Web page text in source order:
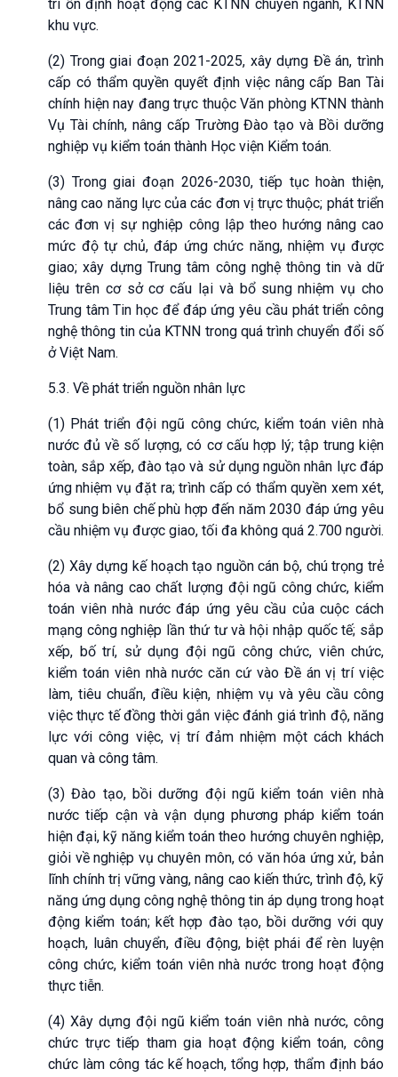
trì ổn định hoạt động các KTNN chuyên ngành, KTNN
khu vực.
(2) Trong giai đoạn 2021-2025, xây dựng Đề án, trình
cấp có thẩm quyền quyết định việc nâng cấp Ban Tài
chính hiện nay đang trực thuộc Văn phòng KTNN thành
Vụ Tài chính, nâng cấp Trường Đào tạo và Bồi dưỡng
nghiệp vụ kiểm toán thành Học viện Kiểm toán.
(3) Trong giai đoạn 2026-2030, tiếp tục hoàn thiện,
nâng cao năng lực của các đơn vị trực thuộc; phát triển
các đơn vị sự nghiệp công lập theo hướng nâng cao
mức độ tự chủ, đáp ứng chức năng, nhiệm vụ được
giao; xây dựng Trung tâm công nghệ thông tin và dữ
liệu trên cơ sở cơ cấu lại và bổ sung nhiệm vụ cho
Trung tâm Tin học để đáp ứng yêu cầu phát triển công
nghệ thông tin của KTNN trong quá trình chuyển đổi số
ở Việt Nam.
5.3. Về phát triển nguồn nhân lực
(1) Phát triển đội ngũ công chức, kiểm toán viên nhà
nước đủ về số lượng, có cơ cấu hợp lý; tập trung kiện
toàn, sắp xếp, đào tạo và sử dụng nguồn nhân lực đáp
ứng nhiệm vụ đặt ra; trình cấp có thẩm quyền xem xét,
bổ sung biên chế phù hợp đến năm 2030 đáp ứng yêu
cầu nhiệm vụ được giao, tối đa không quá 2.700 người.
(2) Xây dựng kế hoạch tạo nguồn cán bộ, chú trọng trẻ
hóa và nâng cao chất lượng đội ngũ công chức, kiểm
toán viên nhà nước đáp ứng yêu cầu của cuộc cách
mạng công nghiệp lần thứ tư và hội nhập quốc tế; sắp
xếp, bố trí, sử dụng đội ngũ công chức, viên chức,
kiểm toán viên nhà nước căn cứ vào Đề án vị trí việc
làm, tiêu chuẩn, điều kiện, nhiệm vụ và yêu cầu công
việc thực tế đồng thời gắn việc đánh giá trình độ, năng
lực với công việc, vị trí đảm nhiệm một cách khách
quan và công tâm.
(3) Đào tạo, bồi dưỡng đội ngũ kiểm toán viên nhà
nước tiếp cận và vận dụng phương pháp kiểm toán
hiện đại, kỹ năng kiểm toán theo hướng chuyên nghiệp,
giỏi về nghiệp vụ chuyên môn, có văn hóa ứng xử, bản
lĩnh chính trị vững vàng, nâng cao kiến thức, trình độ, kỹ
năng ứng dụng công nghệ thông tin áp dụng trong hoạt
động kiểm toán; kết hợp đào tạo, bồi dưỡng với quy
hoạch, luân chuyển, điều động, biệt phái để rèn luyện
công chức, kiểm toán viên nhà nước trong hoạt động
thực tiễn.
(4) Xây dựng đội ngũ kiểm toán viên nhà nước, công
chức trực tiếp tham gia hoạt động kiểm toán, công
chức làm công tác kế hoạch, tổng hợp, thẩm định báo